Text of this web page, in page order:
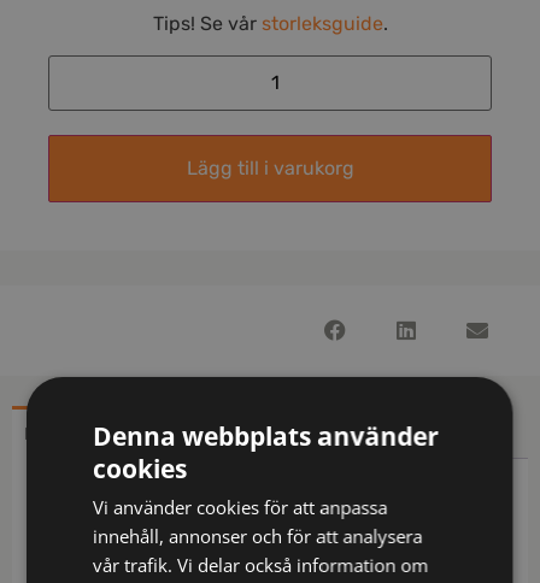
Tips! Se vår storleksguide.
Lägg till i varukorg
BESKRIVNING YTTERLIGARE INFORMATION
Beskrivning
Förstärkta detaljer som hölsterfickor, bakfickor och
Denna webbplats använder
cookies
Vi använder cookies för att anpassa
innehåll, annonser och för att analysera
vår trafik. Vi delar också information om